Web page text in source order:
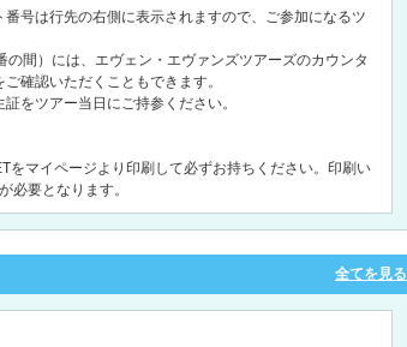
号は行先の右側に表示されますので、ご参加になるツ
間）には、エヴェン・エヴァンズツアーズのカウンタ
確認いただくこともできます。
をツアー当日にご持参ください。
マイページより印刷して必ずお持ちください。印刷い
必要となります。
全てを見る